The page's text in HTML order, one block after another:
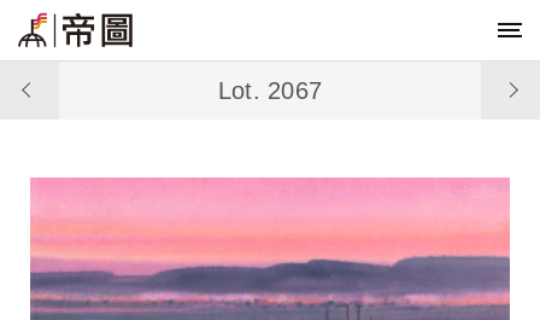
Lot. 2067